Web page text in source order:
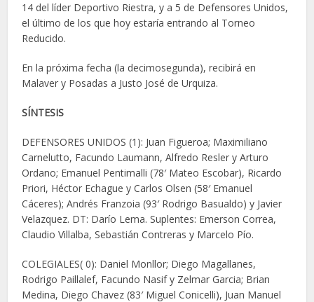
14 del líder Deportivo Riestra, y a 5 de Defensores Unidos,
el último de los que hoy estaría entrando al Torneo
Reducido.
En la próxima fecha (la decimosegunda), recibirá en
Malaver y Posadas a Justo José de Urquiza.
SÍNTESIS
DEFENSORES UNIDOS (1): Juan Figueroa; Maximiliano
Carnelutto, Facundo Laumann, Alfredo Resler y Arturo
Ordano; Emanuel Pentimalli (78′ Mateo Escobar), Ricardo
Priori, Héctor Echague y Carlos Olsen (58′ Emanuel
Cáceres); Andrés Franzoia (93′ Rodrigo Basualdo) y Javier
Velazquez. DT: Darío Lema. Suplentes: Emerson Correa,
Claudio Villalba, Sebastián Contreras y Marcelo Pío.
COLEGIALES( 0): Daniel Monllor; Diego Magallanes,
Rodrigo Paillalef, Facundo Nasif y Zelmar Garcia; Brian
Medina, Diego Chavez (83′ Miguel Conicelli), Juan Manuel